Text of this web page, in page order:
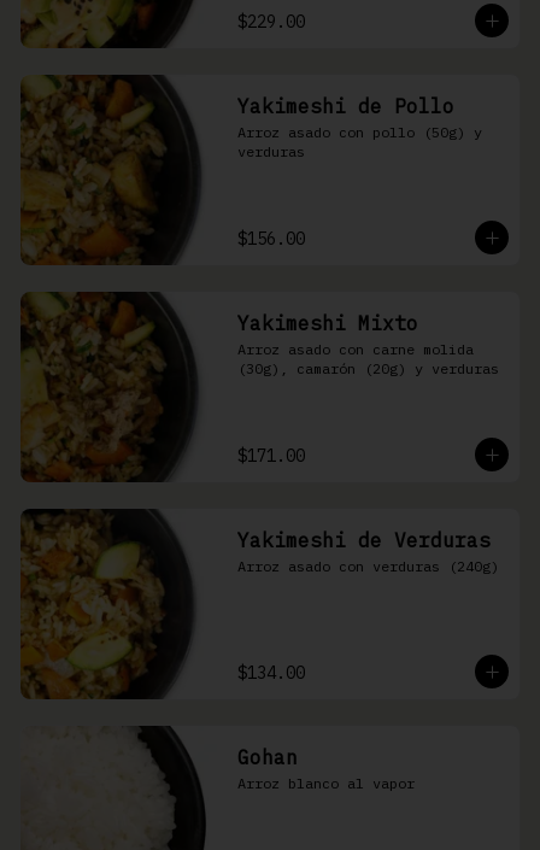
$229.00
Yakimeshi de Pollo
Arroz asado con pollo (50g) y
verduras
$156.00
Yakimeshi Mixto
Arroz asado con carne molida
(30g), camarón (20g) y verduras
$171.00
Yakimeshi de Verduras
Arroz asado con verduras (240g)
$134.00
Gohan
Arroz blanco al vapor